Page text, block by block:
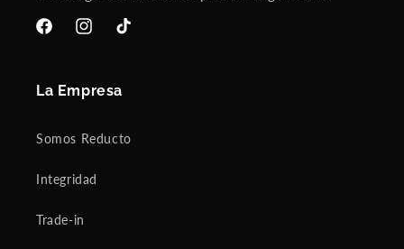
FacebookInstagramTikTok
La Empresa
Somos Reducto
Integridad
Trade-in